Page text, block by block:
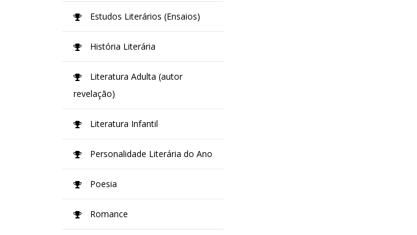
Estudos Literários (Ensaios)
História Literária
Literatura Adulta (autor
revelação)
Literatura Infantil
Personalidade Literária do Ano
Poesia
Romance